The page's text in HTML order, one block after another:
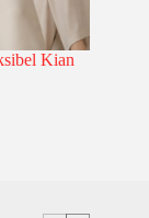
Kian